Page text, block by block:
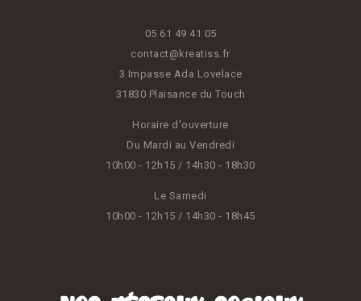
05 61 49 41 05
contact@kreatiss.fr
3 Impasse Ada Lovelace
31830 Plaisance du Touch
Horaire d'ouverture
Du Mardi au Vendredi
10h00 - 12h15 / 14h30 - 18h30
Le Samedi
10h00 - 12h15 / 14h30 - 18h45